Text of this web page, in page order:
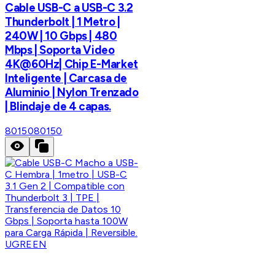
Cable USB-C a USB-C 3.2
Thunderbolt | 1 Metro |
240W | 10 Gbps | 480
Mbps | Soporta Video
4K@60Hz| Chip E-Market
Inteligente | Carcasa de
Aluminio | Nylon Trenzado
| Blindaje de 4 capas.
8015080150
UGREEN